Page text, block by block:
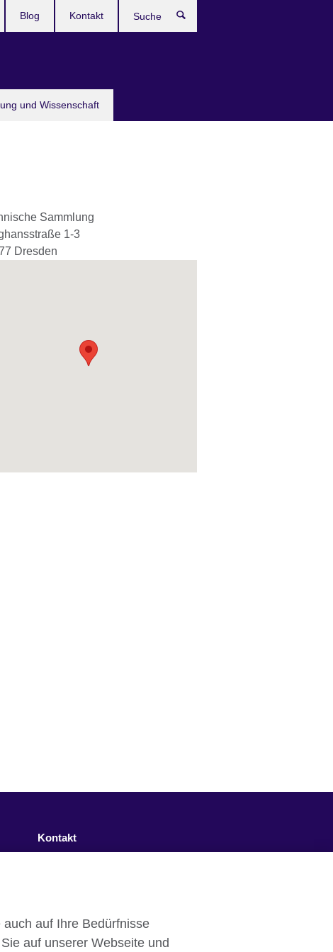
und Wissenschaft
Blog Kontakt
Sammlung
1-3
Dresden
Kontakt
YouTube
auf Ihre Bedürfnisse
auf unserer Webseite und